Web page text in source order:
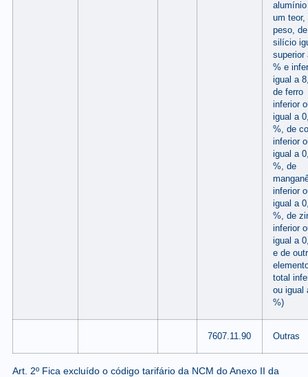
um teor,
peso, de
silício
superior
% e
igual a
de ferro
inferior
igual a
%, de
inferior
igual a
%, de
inferior
igual a
%, de
inferior
igual a
e de
total
ou igual
%)
7607.11.90 Outras
Art. 2º Fica excluído o código tarifário da NCM do Anexo II da